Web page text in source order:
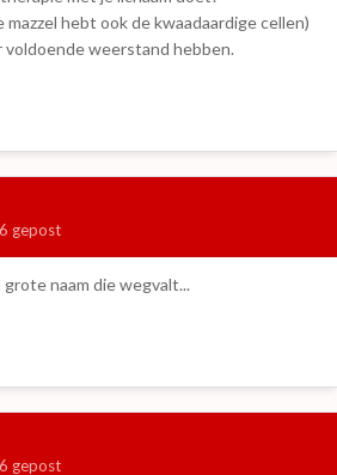
hebt ook de kwaadaardige cellen)
voldoende weerstand hebben.
gepost
naam die wegvalt...
gepost